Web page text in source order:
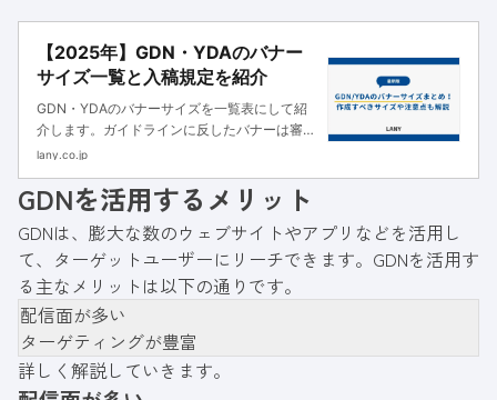
【2025年】GDN・YDAのバナー
サイズ一覧と入稿規定を紹介
GDN・YDAのバナーサイズを一覧表にして紹
介します。ガイドラインに反したバナーは審査
に通らない可能性があるため注意が必要です。
で、ぜひ広告成果の最大化にお役立てくださ
い。
lany.co.jp
GDNを活用するメリット
GDNは、膨大な数のウェブサイトやアプリなどを活用し
て、ターゲットユーザーにリーチできます。GDNを活用す
る主なメリットは以下の通りです。
配信面が多い
ターゲティングが豊富
詳しく解説していきます。